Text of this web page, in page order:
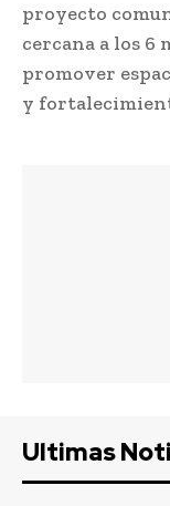
proyecto
cercana a los 6
promover
y
Ultimas